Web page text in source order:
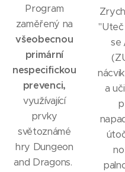
Program
zaměřený na
všeobecnou
primární
nespecifickou
prevenci,
využívající
prvky
světoznámé
hry Dungeon
and Dragons.
se
a